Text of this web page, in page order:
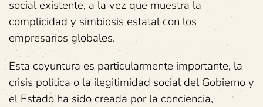
social existente, a la vez que muestra la
complicidad y simbiosis estatal con los
empresarios globales.
Esta coyuntura es particularmente importante, la
crisis política o la ilegitimidad social del Gobierno y
el Estado ha sido creada por la conciencia,